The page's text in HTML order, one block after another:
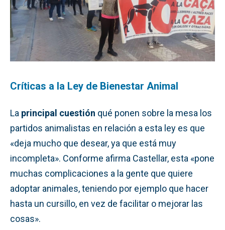
Críticas a la Ley de Bienestar Animal
La principal cuestión qué ponen sobre la mesa los
partidos animalistas en relación a esta ley es que
«deja mucho que desear, ya que está muy
incompleta». Conforme afirma Castellar, esta «pone
muchas complicaciones a la gente que quiere
adoptar animales, teniendo por ejemplo que hacer
hasta un cursillo, en vez de facilitar o mejorar las
cosas».